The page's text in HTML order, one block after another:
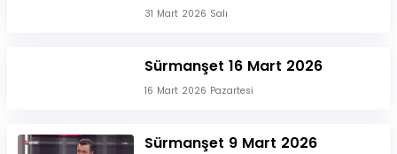
31 Mart 2026 Salı
Sürmanşet 16 Mart 2026
16 Mart 2026 Pazartesi
Sürmanşet 9 Mart 2026